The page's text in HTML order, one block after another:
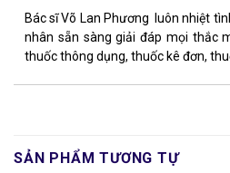
Bác sĩ Võ Lan Phương luôn nhiệt
nhân sẵn sàng giải đáp mọi thắc
thuốc thông dụng, thuốc kê đơn,
SẢN PHẨM TƯƠNG TỰ